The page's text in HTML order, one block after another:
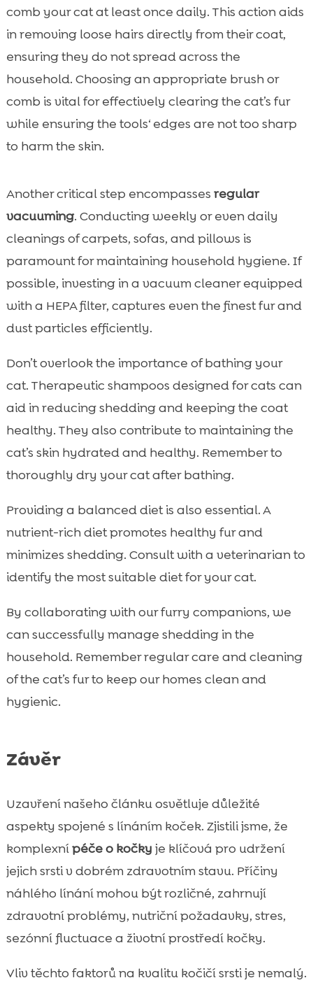
comb your cat at least once daily. This action aids
in removing loose hairs directly from their coat,
ensuring they do not spread across the
household. Choosing an appropriate brush or
comb is vital for effectively clearing the cat’s fur
while ensuring the tools‘ edges are not too sharp
to harm the skin.
Another critical step encompasses regular
vacuuming. Conducting weekly or even daily
cleanings of carpets, sofas, and pillows is
paramount for maintaining household hygiene. If
possible, investing in a vacuum cleaner equipped
with a HEPA filter, captures even the finest fur and
dust particles efficiently.
Don’t overlook the importance of bathing your
cat. Therapeutic shampoos designed for cats can
aid in reducing shedding and keeping the coat
healthy. They also contribute to maintaining the
cat’s skin hydrated and healthy. Remember to
thoroughly dry your cat after bathing.
Providing a balanced diet is also essential. A
nutrient-rich diet promotes healthy fur and
minimizes shedding. Consult with a veterinarian to
identify the most suitable diet for your cat.
By collaborating with our furry companions, we
can successfully manage shedding in the
household. Remember regular care and cleaning
of the cat’s fur to keep our homes clean and
hygienic.
Závěr
Uzavření našeho článku osvětluje důležité
aspekty spojené s línáním koček. Zjistili jsme, že
komplexnípéče o kočky je klíčová pro udržení
jejich srsti v dobrém zdravotním stavu. Příčiny
náhlého línání mohou být rozličné, zahrnují
zdravotní problémy, nutriční požadavky, stres,
sezónní fluctuace a životní prostředí kočky.
Vliv těchto faktorů na kvalitu kočičí srsti je nemalý.